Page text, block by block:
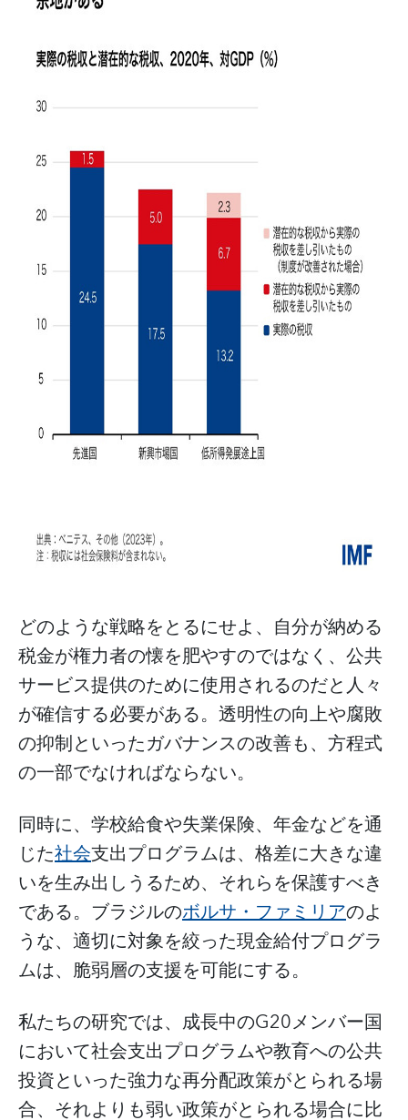
どのような戦略をとるにせよ、自分が納める
税金が権力者の懐を肥やすのではなく、公共
サービス提供のために使用されるのだと人々
が確信する必要がある。透明性の向上や腐敗
の抑制といったガバナンスの改善も、方程式
の一部でなければならない。
同時に、学校給食や失業保険、年金などを通
じた社会支出プログラムは、格差に大きな違
いを生み出しうるため、それらを保護すべき
である。ブラジルのボルサ・ファミリアのよ
うな、適切に対象を絞った現金給付プログラ
ムは、脆弱層の支援を可能にする。
私たちの研究では、成長中のG20メンバー国
において社会支出プログラムや教育への公共
投資といった強力な再分配政策がとられる場
合、それよりも弱い政策がとられる場合に比